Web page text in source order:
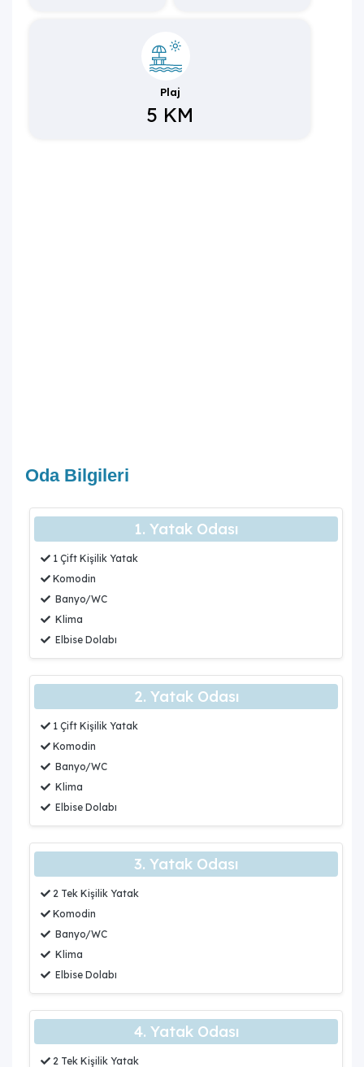
Plaj
5 KM
Oda Bilgileri
1. Yatak Odası
1 Çift Kişilik Yatak
Komodin
Banyo/WC
Klima
Elbise Dolabı
2. Yatak Odası
1 Çift Kişilik Yatak
Komodin
Banyo/WC
Klima
Elbise Dolabı
3. Yatak Odası
2 Tek Kişilik Yatak
Komodin
Banyo/WC
Klima
Elbise Dolabı
4. Yatak Odası
2 Tek Kişilik Yatak